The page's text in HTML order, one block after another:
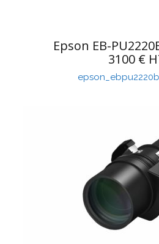
Epson EB-
3100 €